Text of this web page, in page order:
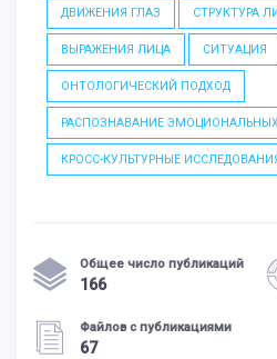
ДВИЖЕНИЯ ГЛАЗ СТРУКТУРА
ВЫРАЖЕНИЯ ЛИЦА СИТУАЦИЯ
ОНТОЛОГИЧЕСКИЙ ПОДХОД
РАСПОЗНАВАНИЕ
КРОСС-КУЛЬТУРНЫЕ
Общее число публикаций
166
Файлов с публикациями
67